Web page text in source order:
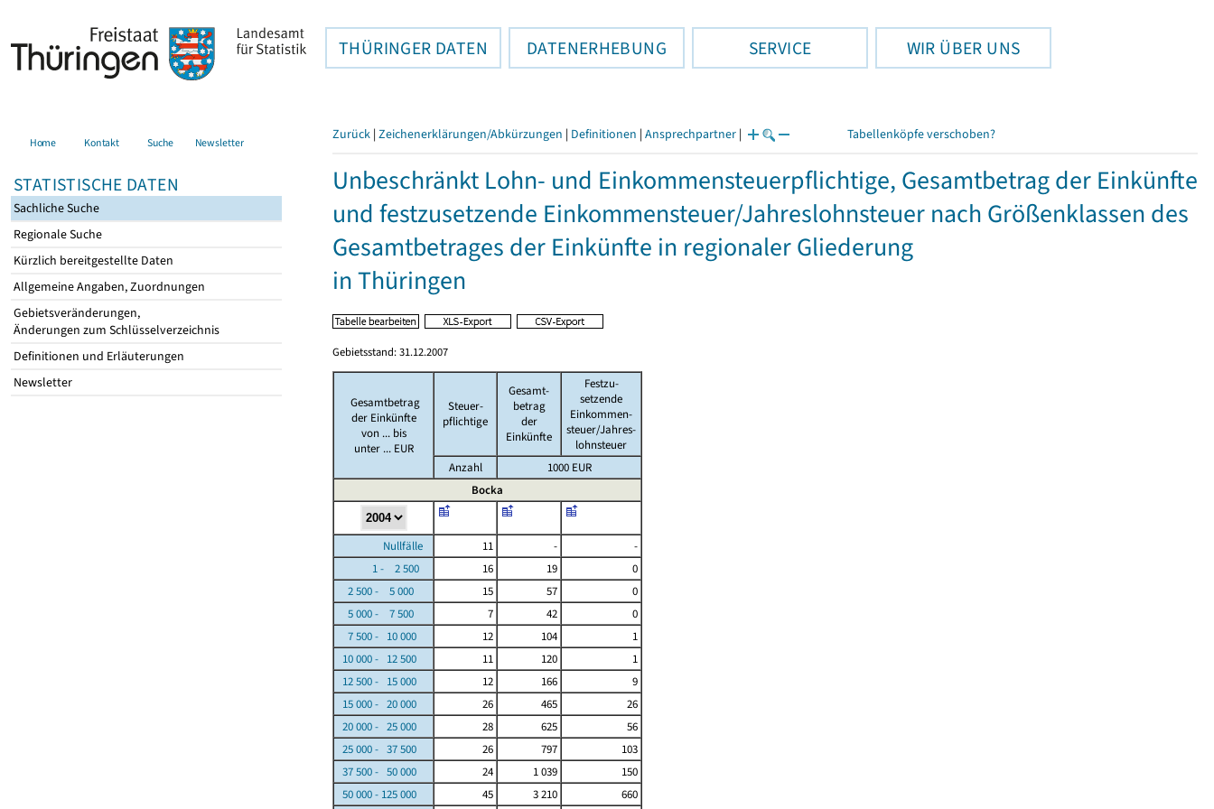
THÜRINGER DATEN DATENERHEBUNG SERVICE WIR ÜBER UNS
Home Kontakt Suche Newsletter
STATISTISCHE DATEN
Sachliche Suche
Regionale Suche
Kürzlich bereitgestellte Daten
Allgemeine Angaben, Zuordnungen
Gebietsveränderungen,
Änderungen zum Schlüsselverzeichnis
Definitionen und Erläuterungen
Newsletter
Zurück | Zeichenerklärungen/Abkürzungen | Definitionen | Ansprechpartner | Tabellenköpfe verschoben?
Unbeschränkt Lohn- und Einkommensteuerpflichtige, Gesamtbetrag der Einkünfte
und festzusetzende Einkommensteuer/Jahreslohnsteuer nach Größenklassen des
Gesamtbetrages der Einkünfte in regionaler Gliederung
in Thüringen
Gebietsstand: 31.12.2007
Gesamtbetrag
der Einkünfte
von ... bis
unter ... EUR
Steuer-
pflichtige
Gesamt-
betrag
der
Einkünfte
Festzu-
setzende
Einkommen-
steuer/Jahres-
lohnsteuer
Anzahl
1000 EUR
Bocka
Nullfälle 11 -
-
1 - 2 500
16 19
0
2 500 - 5 000
15 57
0
5 000 - 7 500
7 42
0
7 500 - 10 000
12 104
1
10 000 - 12 500
11 120
1
12 500 - 15 000
12 166
9
15 000 - 20 000
26 465
26
20 000 - 25 000
28 625
56
25 000 - 37 500
26 797
103
37 500 - 50 000
24 1 039
150
50 000 - 125 000
45 3 210 660